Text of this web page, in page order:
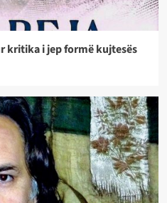
kritika i jep formë kujtesës